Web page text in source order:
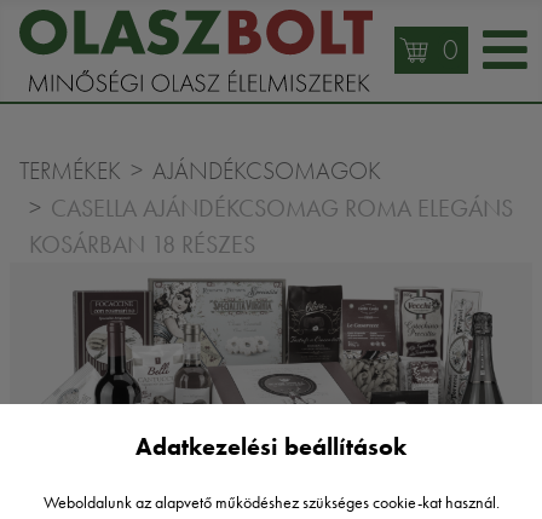
0
TERMÉKEK AJÁNDÉKCSOMAGOK
CASELLA AJÁNDÉKCSOMAG ROMA ELEGÁNS
KOSÁRBAN 18 RÉSZES
Adatkezelési beállítások
Weboldalunk az alapvető működéshez szükséges cookie-kat használ.